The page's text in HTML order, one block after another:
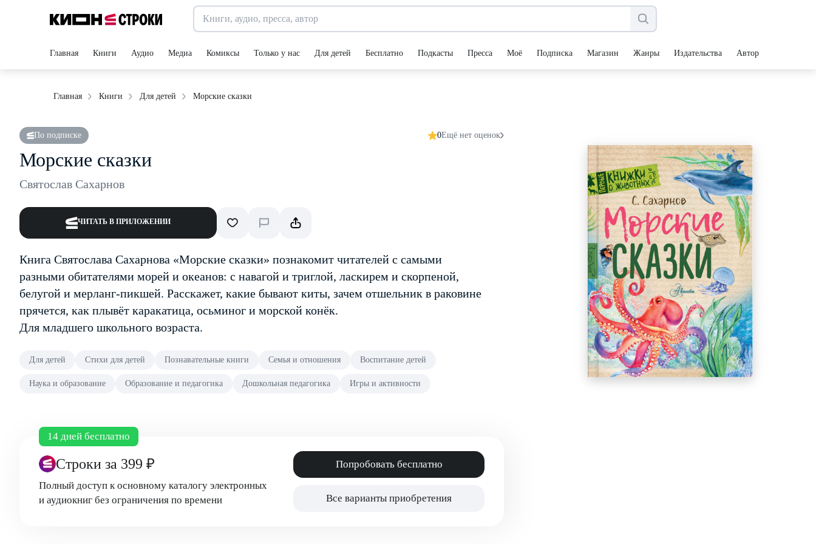
Главная Книги Аудио Медиа Комиксы Только у нас Для детей Бесплатно Подкасты Пресса Моё Подписка Магазин Жанры Издательства Авторы
Главная Книги Для детей Морские сказки
По подписке 0Ещё нет оценок
Морские сказки
Святослав Сахарнов
ЧИТАТЬ В ПРИЛОЖЕНИИ
Книга Святослава Сахарнова «Морские сказки» познакомит читателей с самыми
разными обитателями морей и океанов: с навагой и триглой, ласкирем и скорпеной,
белугой и мерланг-пикшей. Расскажет, какие бывают киты, зачем отшельник в раковине
прячется, как плывёт каракатица, осьминог и морской конёк.
Для младшего школьного возраста.
Для детей Стихи для детей Познавательные книги Семья и отношения Воспитание детей
Наука и образование Образование и педагогика Дошкольная педагогика Игры и активности
14 дней бесплатно
Строки за 399 ₽
Полный доступ к основному каталогу электронных
и аудиокниг без ограничения по времени
Попробовать бесплатно
Все варианты приобретения